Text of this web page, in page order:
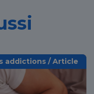
addictions / Article